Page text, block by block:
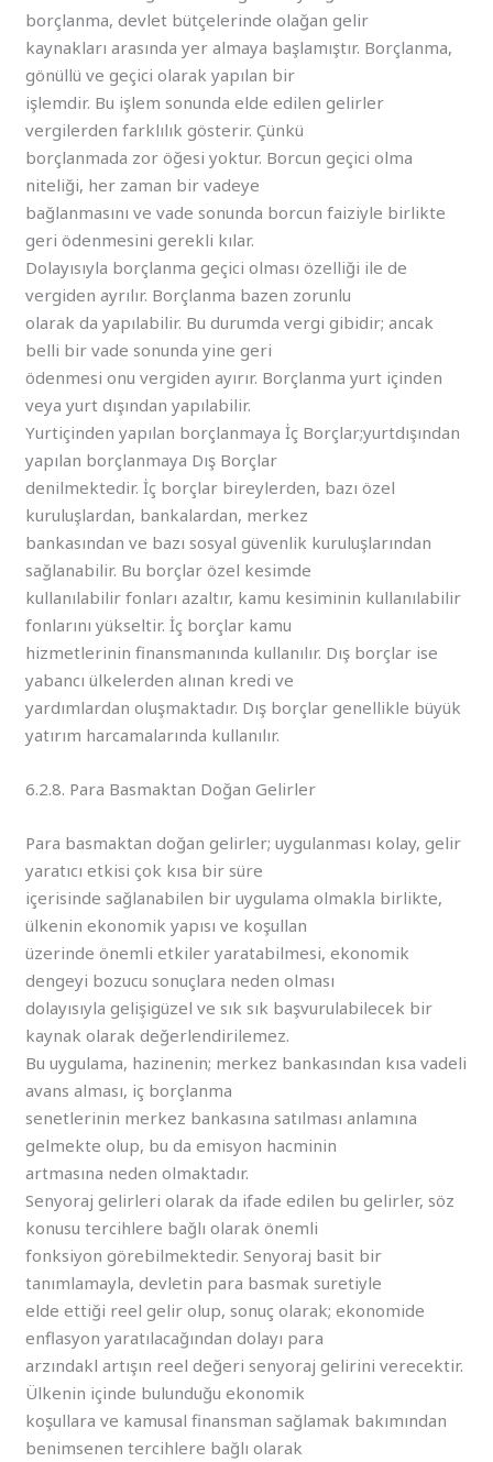
borçlanma, devlet bütçelerinde olağan gelir
kaynakları arasında yer almaya başlamıştır. Borçlanma,
gönüllü ve geçici olarak yapılan bir
işlemdir. Bu işlem sonunda elde edilen gelirler
vergilerden farklılık gösterir. Çünkü
borçlanmada zor öğesi yoktur. Borcun geçici olma
niteliği, her zaman bir vadeye
bağlanmasını ve vade sonunda borcun faiziyle birlikte
geri ödenmesini gerekli kılar.
Dolayısıyla borçlanma geçici olması özelliği ile de
vergiden ayrılır. Borçlanma bazen zorunlu
olarak da yapılabilir. Bu durumda vergi gibidir; ancak
belli bir vade sonunda yine geri
ödenmesi onu vergiden ayırır. Borçlanma yurt içinden
veya yurt dışından yapılabilir.
Yurtiçinden yapılan borçlanmaya İç Borçlar;yurtdışından
yapılan borçlanmaya Dış Borçlar
denilmektedir. İç borçlar bireylerden, bazı özel
kuruluşlardan, bankalardan, merkez
bankasından ve bazı sosyal güvenlik kuruluşlarından
sağlanabilir. Bu borçlar özel kesimde
kullanılabilir fonları azaltır, kamu kesiminin kullanılabilir
fonlarını yükseltir. İç borçlar kamu
hizmetlerinin finansmanında kullanılır. Dış borçlar ise
yabancı ülkelerden alınan kredi ve
yardımlardan oluşmaktadır. Dış borçlar genellikle büyük
yatırım harcamalarında kullanılır.
6.2.8. Para Basmaktan Doğan Gelirler
Para basmaktan doğan gelirler; uygulanması kolay, gelir
yaratıcı etkisi çok kısa bir süre
içerisinde sağlanabilen bir uygulama olmakla birlikte,
ülkenin ekonomik yapısı ve koşullan
üzerinde önemli etkiler yaratabilmesi, ekonomik
dengeyi bozucu sonuçlara neden olması
dolayısıyla gelişigüzel ve sık sık başvurulabilecek bir
kaynak olarak değerlendirilemez.
Bu uygulama, hazinenin; merkez bankasından kısa vadeli
avans alması, iç borçlanma
senetlerinin merkez bankasına satılması anlamına
gelmekte olup, bu da emisyon hacminin
artmasına neden olmaktadır.
Senyoraj gelirleri olarak da ifade edilen bu gelirler, söz
konusu tercihlere bağlı olarak önemli
fonksiyon görebilmektedir. Senyoraj basit bir
tanımlamayla, devletin para basmak suretiyle
elde ettiği reel gelir olup, sonuç olarak; ekonomide
enflasyon yaratılacağından dolayı para
arzındakl artışın reel değeri senyoraj gelirini verecektir.
Ülkenin içinde bulunduğu ekonomik
koşullara ve kamusal finansman sağlamak bakımından
benimsenen tercihlere bağlı olarak